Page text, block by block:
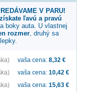
V PARU!
získate ľavú a pravú
boky auta. U vlastnej
rozmer, druhý sa
vaša cena: 8,32 €
vaša cena: 10,42 €
vaša cena: 15,63 €